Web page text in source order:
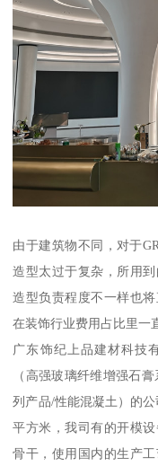
由于建筑物不同，对于
造型太过于复杂，所用
造型负责程度不一样也
在装饰行业费用占比里一
广东饰纪上品建材科技
（高强玻璃纤维增强石
列产品/性能混凝土）的
平方米，我司有的开模
骨干，使用国内的生产